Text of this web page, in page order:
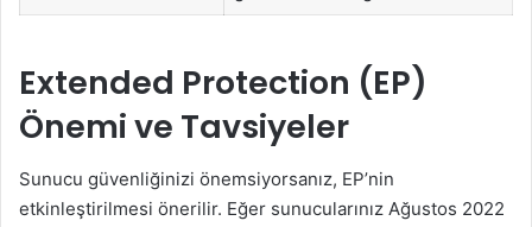
Extended Protection (EP)
Önemi ve Tavsiyeler
Sunucu güvenliğinizi önemsiyorsanız, EP’nin
etkinleştirilmesi önerilir. Eğer sunucularınız Ağustos 2022